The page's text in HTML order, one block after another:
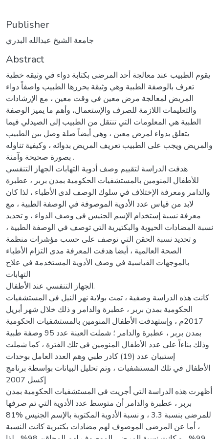
Publisher
جامعة الشيخ عبدالله البدري
Abstract
يقوم الطبيب عند معالجة أحد المرضى بكتابة دواء في وثيقه خطية
تعرف بالوصفة الطبية وهي وثيقة يحررها الطبيب واصفاً دواء
المريض لمعالجة مرض معين في وقت معين ، مع الإرشادات
والتعليمات اللازمة للصرف والإستعمال، وأهم ما يميز الوصفة
الطبية هي المعلومات التي تنتقل من الطبيب إلى الصيدلي فيما
يتعلق بدواء لمرض معين ، وهي أيضاً صلة وصل بين الطبيب
والمريض ويجب على الطبيب تعريف المريض بدوائه ، وكيفية تناوله
بصورة صحيحة وآمنة .
هدفت الدراسة لتقييم وصف أدوية التهابات الجهاز التنفسي
للأطفال المنومين بالمستشفيات الحكومية بمدن بربر ، عطبرة
والدامر ومعرفة الإختلاف في سلوك الوصف لدى الأطباء ، لذا كان
لابد من قياس عدد الأدوية الموصوفة في الوصفة الطبية ، مع
معرفة نسبة إستخدام الإسم الجنيس في وصف الدواء ، و تحديد
نسبة المضادات الحيوية والبكتيرية التي توصف في الوصفة الطبية ،
و تحديد نسبة الحقن التي توصف على حسب مؤشرات منظمة
الصحة العالمية ، أيضا هدفت المعرفة مدى التزام الأطباء
بالموجهات القياسية في وصف الأدوية المستخدمة في علاج
التهابات
الجهاز التنفسي عند الأطفال.
كانت هذه الدراسة وصفية ، تمت بولاية نهر النيل في المستشفيات
الحكومية بمدن بربر ، عطبرة والدامر و ذلك خلال شهر أبريل
2017م ، وإستهدفت الأطفال المنومين بالمستشفيات الحكومية
بمدن بربر ، عطبرة والدامر ؛ شملت العينة عدد 95 وصفة طبية
وذلك بناءاً على عدد الأطفال المنومين في تلك الفترة ، كما شملت
إستبيان عدد (19) كادر طبي وهم العدد العامل بوحدات
الأطفال في تلك المستشفيات ، وتم تحليل البيانات بواسطة برنامج
إكسل 2007
أظهرت هذه الدراسة التي أجريت في المستشفيات الحكومية بمدن
بربر ، عطبرة والدامر أن متوسط عدد الأدوية التي تم صرفها
للمرضى بنسبة 3.3 ، و نسبة الأدوية المكتوبة بالإسم الجنيس %81
، أما عن المرضى الموصوف لهم مضادات بكتيرية كانت النسبة